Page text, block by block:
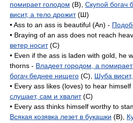
помирает голодом (B), Скупой богач
висит, а тело дрожит(Ш)
• Ass to an ass is beautiful (An) -
• Braying of an ass does not reach
ветер носит(C)
• Even if the ass is laden with gold, he
thorns - Владеет городом, а
богач беднее нищего (C), Шуба
• Every ass likes (loves) to hear himself
слушает, сам и хвалит(C)
• Every ass thinks himself worthy to
Всякая козявка лезет в букашки (B),